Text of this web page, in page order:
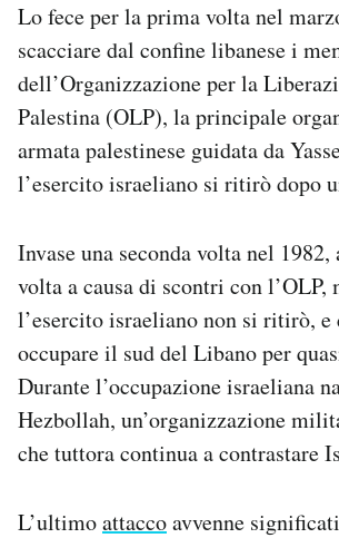
Lo fece per la prima volta nel
scacciare dal confine libanese i
dell’Organizzazione per la
Palestina (OLP), la principale
armata palestinese guidata da
l’esercito israeliano si ritirò dopo
Invase una seconda volta nel 1982,
volta a causa di scontri con l’OLP,
l’esercito israeliano non si ritirò, e
occupare il sud del Libano per
Durante l’occupazione israeliana
Hezbollah, un’organizzazione
che tuttora continua a contrastare
L’ultimoattaccoavvenne